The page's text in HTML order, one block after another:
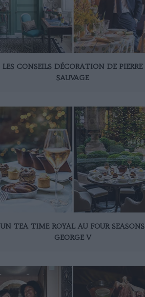
LES CONSEILS DÉCORATION DE PIERRE
SAUVAGE
UN TEA TIME ROYAL AU FOUR SEASONS
GEORGE V